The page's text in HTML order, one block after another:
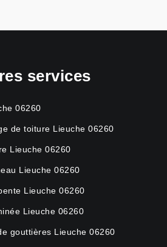
services
06260
de toiture Lieuche 06260
Lieuche 06260
Lieuche 06260
Lieuche 06260
Lieuche 06260
gouttières Lieuche 06260